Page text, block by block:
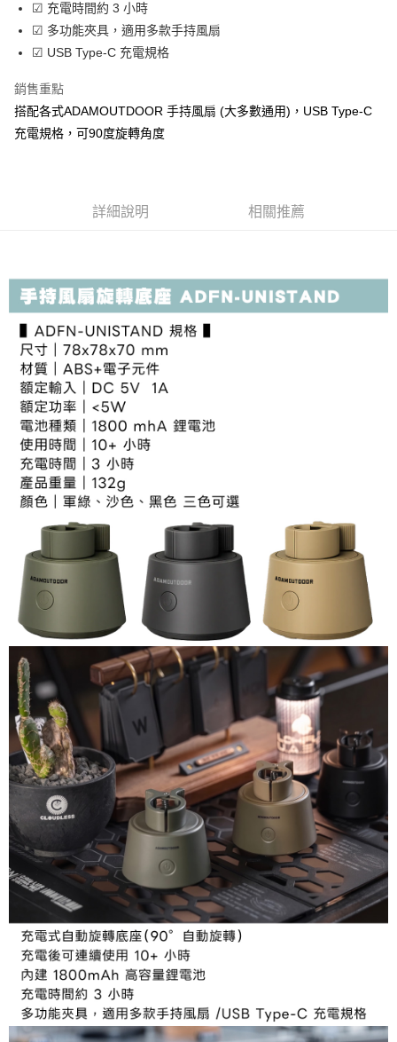
Google Pay
全盈+PAY
【大哥付你分期使用說明】
1.本服務由台灣大哥大提供，台灣大哥大用戶可立即使用無須另外申請。
4.訂單成立30分鐘內，如未前往確認交易或遇審核未通過，訂單將自動取
1.分期款項不併入電信帳單，「大哥付你分期」於每月結算日後寄送繳費提
醒簡訊。
2.透過簡訊連結打開帳單後，可選擇「超商條碼／台灣大直營門市／銀行轉
帳／街口支付／iPASS MONEY」等通路繳費。
【注意事項】
1.本服務係由「台灣大哥大股份有限公司」（以下簡稱本公司）所提供，讓
用戶於交易時，得透過本服務購買商品或服務，並由商店將買賣／分期付款
買賣價金債權讓與本公司後，依約使用本公司帳單繳交帳款。
2.基於同意付款使用「大哥付你分期」之契約關係目的，商店將以您的個人
資料（包含姓名、電話或地址）提供予台灣大哥大進項蒐集、處理及利用，
由本公司與您本人進行分期帳單所需資料之確認、核對及更正。
3.完整用戶服務條款，請詳閱以下連結：
AFTEE先享後付
【「AFTEE先享後付」結帳流程】
１．於結帳方式選擇「AFTEE先享後付」後，將跳轉至「AFTEE先享後付」
２．訂單成立數日內，您將收到繳費通知簡訊。
３．收到繳費通知簡訊後14天內，點擊此簡訊中的連結，可透過四大超商／
ATM／網路銀行／等多元方式進行付款，方視為交易完成。
※ 請注意：結帳手續完成當下不需立刻繳費，但若您需要取消訂單，請聯絡
購買商品的店家。未經商家同意取消之訂單仍視為有效，需透過AFTEE先享
後付繳納相關費用。
※ 交易是否成功請以「AFTEE先享後付 」之結帳頁面顯示為準，若有關於
是否繳費成功／繳費後需取消欲退款等相關疑問，請聯繫「AFTEE先享後付
客戶支援中心」https://netprotections.freshdesk.com/support/home
【注意事項】
１．透過由恩沛科技股份有限公司提供之「AFTEE先享後付」服務完成之交
易，需依本服務之必要範圍內提供個人資料，並將交易相關給付款項請求債
２．關於個人資料處理事宜，請瀏覽以下網址：
https://aftee.tw/terms/#terms3
３．未成年的使用者請事先徵得法定代理人或監護人之同意方可使用
「AFTEE先享後付」，若未經同意申辦者引起之損失，本公司不負相關責
任。
４．使用「AFTEE先享後付」時，將依據個別帳號之用戶狀況，依本公司即
時審查核予不同之上限額度；若仍有額度不足之情形，本公司將視審查結果
請求用戶進行身份認證。
５．嚴禁一人註冊多個帳號或使用他人資訊註冊。若發現惡意使用之情形，
恩沛科技股份有限公司將有權停止該用戶之使用額度並採取法律行動。
全家取貨付款
7-11取貨付款
每筆NT$60，滿NT$799(含以上)免運費
宅配
每筆NT$100，滿NT$799(含以上)免運費
付款後門市自取
免運費
貨到付款
☑ 充電時間約 3 小時
☑ 多功能夾具，適用多款手持風扇
☑ USB Type-C 充電規格
銷售重點
搭配各式ADAMOUTDOOR 手持風扇 (大多數通用)，USB Type-C
充電規格，可90度旋轉角度
詳細說明 相關推薦